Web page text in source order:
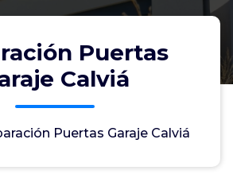
Puertas
Calviá
Puertas Garaje Calviá